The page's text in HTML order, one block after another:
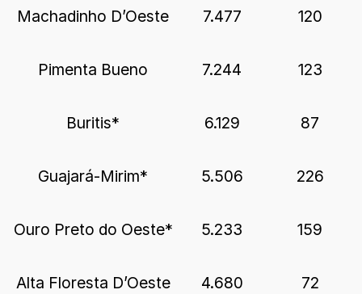
Machadinho D’Oeste 7.477 120
Pimenta Bueno 7.244 123
Buritis* 6.129 87
Guajará-Mirim* 5.506 226
Ouro Preto do Oeste* 5.233 159
Alta Floresta D’Oeste 4.680 72